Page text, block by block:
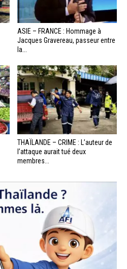
ASIE – FRANCE : Hommage à
Jacques Gravereau, passeur entre
la...
THAÏLANDE – CRIME : L’auteur de
l’attaque aurait tué deux
membres...